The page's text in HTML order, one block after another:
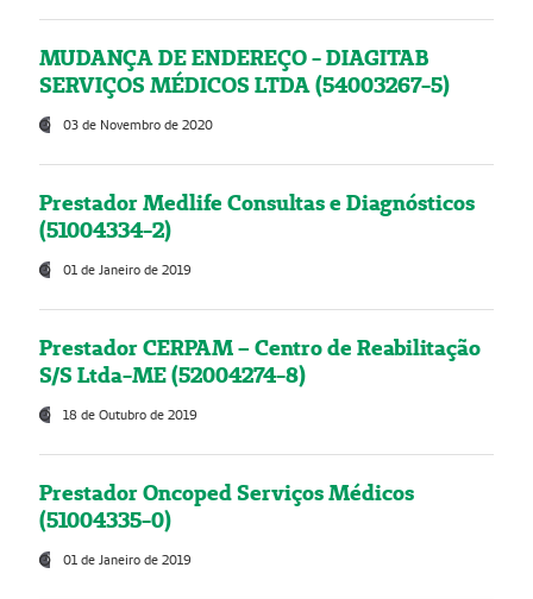
MUDANÇA DE ENDEREÇO - DIAGITAB
SERVIÇOS MÉDICOS LTDA (54003267-5)
03 de Novembro de 2020
Prestador Medlife Consultas e Diagnósticos
(51004334-2)
01 de Janeiro de 2019
Prestador CERPAM – Centro de Reabilitação
S/S Ltda-ME (52004274-8)
18 de Outubro de 2019
Prestador Oncoped Serviços Médicos
(51004335-0)
01 de Janeiro de 2019